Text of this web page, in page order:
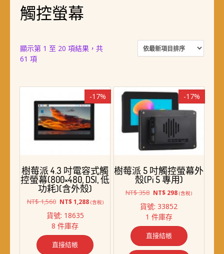
觸控螢幕
顯示第 1 至 20 項結果，共
61 項依
項
目
排
序
-17%
樹莓派 4.3 吋電容式觸
控螢幕(800×480, DSI, 低
功耗)(含外殼)
NT$1,560 原
價
格：
NT$ 1,560。
NT$1,288目
NT$ 1,288。
(含稅)
貨號: 18635
8 件庫存
直接結帳
-17%
樹莓派 5 吋觸控螢幕外
殼(Pi 5 專用)
NT$358 原
價
格：
NT$ 358。
NT$ 298目
價
NT$ 298。
(含稅)
貨號: 33852
1 件庫存
直接結帳